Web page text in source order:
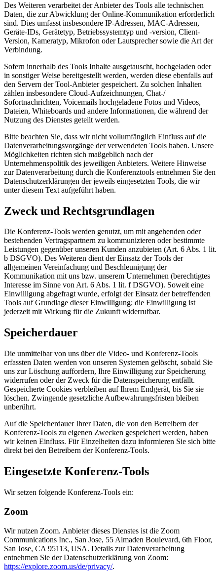
Des Weiteren verarbeitet der Anbieter des Tools alle technischen
Daten, die zur Abwicklung der Online-Kommunikation erforderlich
sind. Dies umfasst insbesondere IP-Adressen, MAC-Adressen,
Geräte-IDs, Gerätetyp, Betriebssystemtyp und -version, Client-
Version, Kameratyp, Mikrofon oder Lautsprecher sowie die Art der
Verbindung.
Sofern innerhalb des Tools Inhalte ausgetauscht, hochgeladen oder
in sonstiger Weise bereitgestellt werden, werden diese ebenfalls auf
den Servern der Tool-Anbieter gespeichert. Zu solchen Inhalten
zählen insbesondere Cloud-Aufzeichnungen, Chat-/
Sofortnachrichten, Voicemails hochgeladene Fotos und Videos,
Dateien, Whiteboards und andere Informationen, die während der
Nutzung des Dienstes geteilt werden.
Bitte beachten Sie, dass wir nicht vollumfänglich Einfluss auf die
Datenverarbeitungsvorgänge der verwendeten Tools haben. Unsere
Möglichkeiten richten sich maßgeblich nach der
Unternehmenspolitik des jeweiligen Anbieters. Weitere Hinweise
zur Datenverarbeitung durch die Konferenztools entnehmen Sie den
Datenschutzerklärungen der jeweils eingesetzten Tools, die wir
unter diesem Text aufgeführt haben.
Zweck und Rechtsgrundlagen
Die Konferenz-Tools werden genutzt, um mit angehenden oder
bestehenden Vertragspartnern zu kommunizieren oder bestimmte
Leistungen gegenüber unseren Kunden anzubieten (Art. 6 Abs. 1 lit.
b DSGVO). Des Weiteren dient der Einsatz der Tools der
allgemeinen Vereinfachung und Beschleunigung der
Kommunikation mit uns bzw. unserem Unternehmen (berechtigtes
Interesse im Sinne von Art. 6 Abs. 1 lit. f DSGVO). Soweit eine
Einwilligung abgefragt wurde, erfolgt der Einsatz der betreffenden
Tools auf Grundlage dieser Einwilligung; die Einwilligung ist
jederzeit mit Wirkung für die Zukunft widerrufbar.
Speicherdauer
Die unmittelbar von uns über die Video- und Konferenz-Tools
erfassten Daten werden von unseren Systemen gelöscht, sobald Sie
uns zur Löschung auffordern, Ihre Einwilligung zur Speicherung
widerrufen oder der Zweck für die Datenspeicherung entfällt.
Gespeicherte Cookies verbleiben auf Ihrem Endgerät, bis Sie sie
löschen. Zwingende gesetzliche Aufbewahrungsfristen bleiben
unberührt.
Auf die Speicherdauer Ihrer Daten, die von den Betreibern der
Konferenz-Tools zu eigenen Zwecken gespeichert werden, haben
wir keinen Einfluss. Für Einzelheiten dazu informieren Sie sich bitte
direkt bei den Betreibern der Konferenz-Tools.
Eingesetzte Konferenz-Tools
Wir setzen folgende Konferenz-Tools ein:
Zoom
Wir nutzen Zoom. Anbieter dieses Dienstes ist die Zoom
Communications Inc., San Jose, 55 Almaden Boulevard, 6th Floor,
San Jose, CA 95113, USA. Details zur Datenverarbeitung
entnehmen Sie der Datenschutzerklärung von Zoom:
https://explore.zoom.us/de/privacy/.